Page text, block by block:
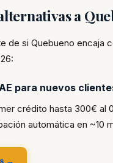
a
de si Quebueno encaja
para nuevos
crédito hasta 300€ al
automática en ~10
→